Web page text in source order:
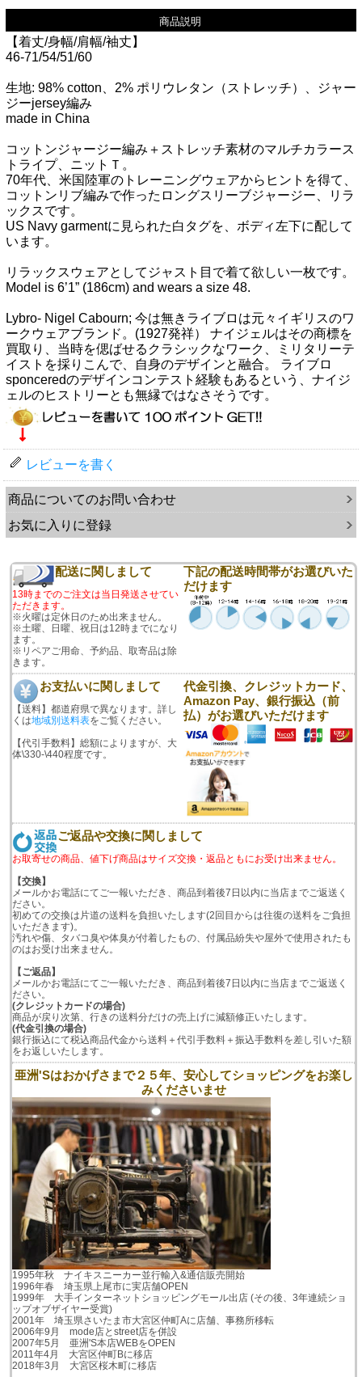
商品説明
【着丈/身幅/肩幅/袖丈】
46-71/54/51/60
生地: 98% cotton、2% ポリウレタン（ストレッチ）、ジャー
ジーjersey編み
made in China
コットンジャージー編み＋ストレッチ素材のマルチカラース
トライプ、ニットＴ。
70年代、米国陸軍のトレーニングウェアからヒントを得て、
コットンリブ編みで作ったロングスリーブジャージー、リラ
ックスです。
US Navy garmentに見られた白タグを、ボディ左下に配して
います。
リラックスウェアとしてジャスト目で着て欲しい一枚です。
Model is 6’1” (186cm) and wears a size 48.
Lybro- Nigel Cabourn; 今は無きライブロは元々イギリスのワ
ークウェアブランド。(1927発祥） ナイジェルはその商標を
買取り、当時を偲ばせるクラシックなワーク、ミリタリーテ
イストを採りこんで、自身のデザインと融合。 ライブロ
sponceredのデザインコンテスト経験もあるという、ナイジ
ェルのヒストリーとも無縁ではなさそうです。
レビューを書く
商品についてのお問い合わせ
お気に入りに登録
配送に関しまして
13時までのご注文は当日発送させてい
ただきます。
※火曜は定休日のため出来ません。
※土曜、日曜、祝日は12時までになり
ます。
※リペアご用命、予約品、取寄品は除
きます。
下記の配送時間帯がお選びいた
だけます
お支払いに関しまして
【送料】都道府県で異なります。詳し
くは地域別送料表をご覧ください。
【代引手数料】総額によりますが、大
体\330-\440程度です。
代金引換、クレジットカード、
Amazon Pay、銀行振込（前
払）がお選びいただけます
ご返品や交換に関しまして
お取寄せの商品、値下げ商品はサイズ交換・返品ともにお受け出来ません。
【交換】
メールかお電話にてご一報いただき、商品到着後7日以内に当店までご返送く
ださい。
初めての交換は片道の送料を負担いたします(2回目からは往復の送料をご負担
いただきます)。
汚れや傷、タバコ臭や体臭が付着したもの、付属品紛失や屋外で使用されたも
のはお受け出来ません。
【ご返品】
メールかお電話にてご一報いただき、商品到着後7日以内に当店までご返送く
ださい。
(クレジットカードの場合)
商品が戻り次第、行きの送料分だけの売上げに減額修正いたします。
(代金引換の場合)
銀行振込にて税込商品代金から送料＋代引手数料＋振込手数料を差し引いた額
をお返しいたします。
亜洲'Sはおかげさまで２５年、安心してショッピングをお楽し
みくださいませ
1995年秋 ナイキスニーカー並行輸入&通信販売開始
1996年春 埼玉県上尾市に実店舗OPEN
1999年 大手インターネットショッピングモール出店 (その後、3年連続ショ
ップオブザイヤー受賞)
2001年 埼玉県さいたま市大宮区仲町Aに店舗、事務所移転
2006年9月 mode店とstreet店を併設
2007年5月 亜洲'S本店WEBをOPEN
2011年4月 大宮区仲町Bに移店
2018年3月 大宮区桜木町に移店